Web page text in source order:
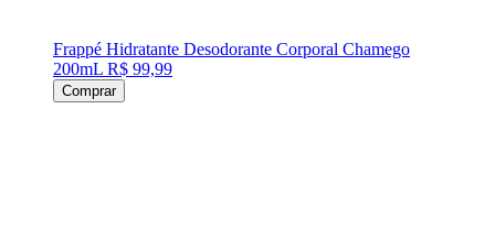
Frappé Hidratante Desodorante Corporal Chamego
200mL R$ 99,99
Comprar